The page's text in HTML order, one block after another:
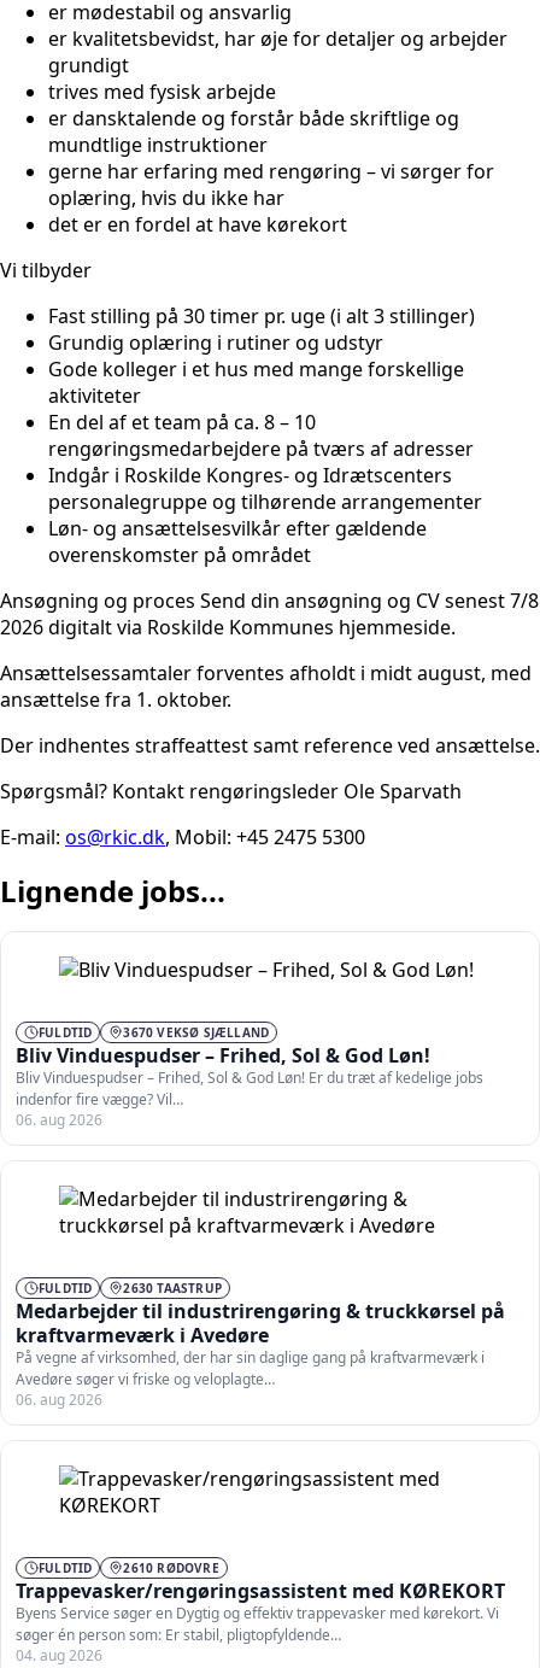
er mødestabil og ansvarlig
er kvalitetsbevidst, har øje for detaljer og arbejder
grundigt
trives med fysisk arbejde
er dansktalende og forstår både skriftlige og
mundtlige instruktioner
gerne har erfaring med rengøring – vi sørger for
oplæring, hvis du ikke har
det er en fordel at have kørekort
Vi tilbyder
Fast stilling på 30 timer pr. uge (i alt 3 stillinger)
Grundig oplæring i rutiner og udstyr
Gode kolleger i et hus med mange forskellige
aktiviteter
En del af et team på ca. 8 – 10
rengøringsmedarbejdere på tværs af adresser
Indgår i Roskilde Kongres- og Idrætscenters
personalegruppe og tilhørende arrangementer
Løn- og ansættelsesvilkår efter gældende
overenskomster på området
Ansøgning og proces Send din ansøgning og CV senest 7/8
2026 digitalt via Roskilde Kommunes hjemmeside.
Ansættelsessamtaler forventes afholdt i midt august, med
ansættelse fra 1. oktober.
Der indhentes straffeattest samt reference ved ansættelse.
Spørgsmål? Kontakt rengøringsleder Ole Sparvath
E-mail: os@rkic.dk, Mobil: +45 2475 5300
Lignende jobs...
FULDTID 3670 VEKSØ SJÆLLAND
Bliv Vinduespudser – Frihed, Sol & God Løn!
Bliv Vinduespudser – Frihed, Sol & God Løn! Er du træt af kedelige jobs
indenfor fire vægge? Vil…
06. aug 2026
FULDTID 2630 TAASTRUP
Medarbejder til industrirengøring & truckkørsel på
kraftvarmeværk i Avedøre
På vegne af virksomhed, der har sin daglige gang på kraftvarmeværk i
Avedøre søger vi friske og veloplagte…
06. aug 2026
FULDTID 2610 RØDOVRE
Trappevasker/rengøringsassistent med KØREKORT
Byens Service søger en Dygtig og effektiv trappevasker med kørekort. Vi
søger én person som: Er stabil, pligtopfyldende…
04. aug 2026